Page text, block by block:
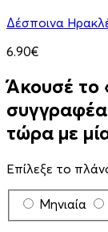
Δέσποινα
6.90€
Άκουσέ το
τώρα με
Επίλεξε το
Μηνιαία